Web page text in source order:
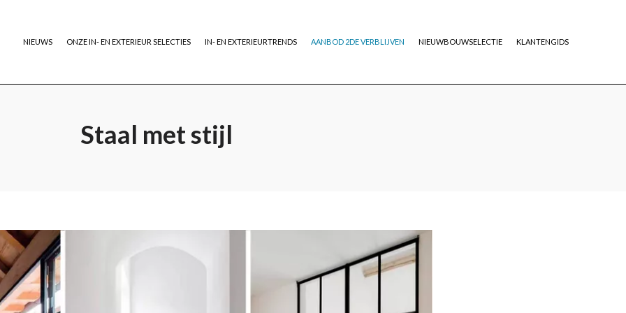
NIEUWS ONZE IN- EN EXTERIEUR SELECTIES IN- EN EXTERIEURTRENDS AANBOD 2DE VERBLIJVEN NIEUWBOUWSELECTIE KLANTENGIDS
Staal met stijl